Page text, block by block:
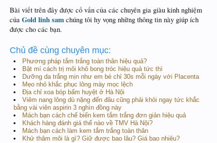
Bài viết trên đây được cố vấn của các chuyên gia giàu kinh nghiệm
của Gold linh sam chúng tôi hy vọng những thông tin này giúp ích
được cho các bạn.
Chủ đề cùng chuyên mục:
Phương pháp tắm trắng toàn thân hiệu quả?
Bật mí cách trị môi khô bong tróc hiệu quả tức thì
Dưỡng da trắng mịn như em bé chỉ 30s mỗi ngày với Placenta
Mẹo nhỏ khắc phục lông mày mọc lệch
Địa chỉ xoa bóp bấm huyệt ở Hà Nội
Viêm nang lông dù nặng đến đâu cũng phải khỏi ngay tức khắc
bằng vài viên aspirin 3 nghìn đồng này
Mách bạn cách chế biến kem tắm trắng đơn giản hiệu quả
Khách hàng đánh giá thế nào về TMV Hà Nội?
Mách bạn cách làm kem tắm trắng toàn thân
Khử thâm môi là gì? Giữ được bao lâu? Giá bao nhiêu?